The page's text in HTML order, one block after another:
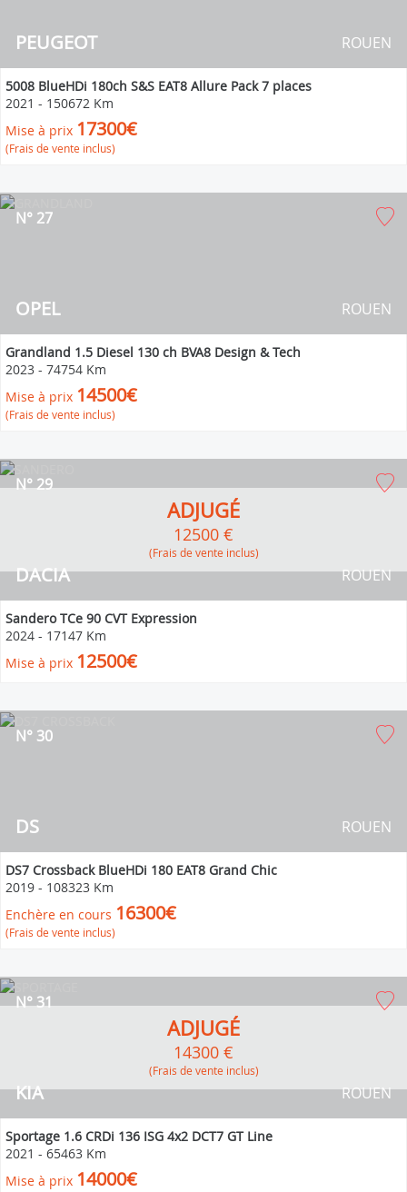
PEUGEOT ROUEN
5008 BlueHDi 180ch S&S EAT8 Allure Pack 7 places
2021 - 150672 Km
Mise à prix 17300€
(Frais de vente inclus)
OPEL
N° 27
ROUEN
Grandland 1.5 Diesel 130 ch BVA8 Design & Tech
2023 - 74754 Km
Mise à prix 14500€
(Frais de vente inclus)
DACIA
N° 29
ROUEN
ADJUGÉ
12500 €
(Frais de vente inclus)
Sandero TCe 90 CVT Expression
2024 - 17147 Km
Mise à prix 12500€
DS
N° 30
ROUEN
DS7 Crossback BlueHDi 180 EAT8 Grand Chic
2019 - 108323 Km
Enchère en cours 16300€
(Frais de vente inclus)
KIA
N° 31
ROUEN
ADJUGÉ
14300 €
(Frais de vente inclus)
Sportage 1.6 CRDi 136 ISG 4x2 DCT7 GT Line
2021 - 65463 Km
Mise à prix 14000€